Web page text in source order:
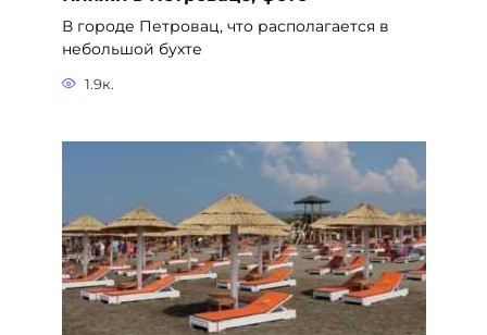
В городе Петровац, что располагается в
небольшой бухте
1.9к.